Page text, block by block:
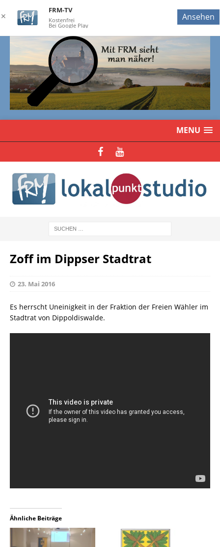
MENU
Zoff im Dippser Stadtrat
23. Mai 2016
Es herrscht Uneinigkeit in der Fraktion der Freien Wähler im
Stadtrat von Dippoldiswalde.
Ähnliche Beiträge
✕
FRM-TV
Kostenfrei
Bei Google Play
Ansehen